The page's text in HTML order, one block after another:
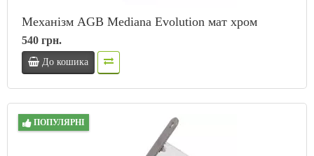
Механізм AGB Mediana Evolution мат хром
540 грн.
До кошика
ПОПУЛЯРНІ